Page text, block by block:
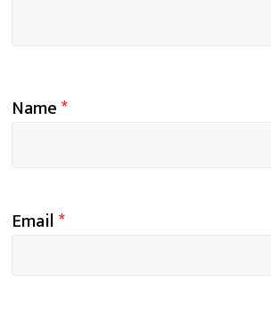
Name*
Email*